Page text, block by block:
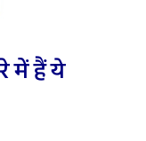
में हैं ये